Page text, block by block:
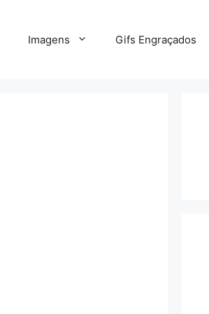
Imagens Gifs Engraçados